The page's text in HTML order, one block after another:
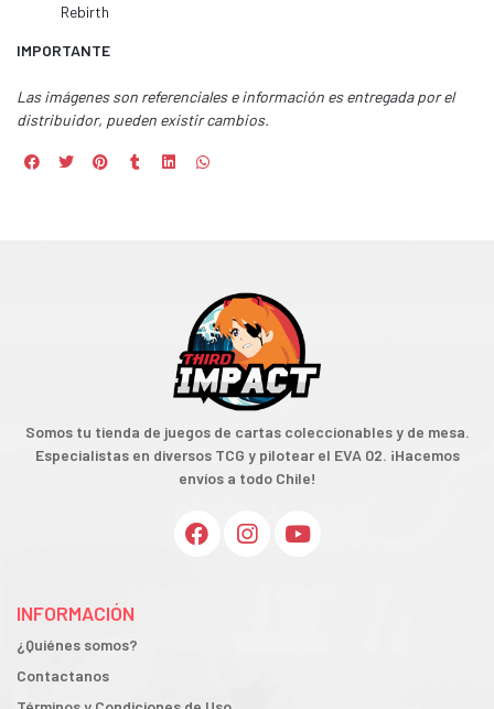
Rebirth
IMPORTANTE
Las imágenes son referenciales e información es entregada por el
distribuidor, pueden existir cambios.
Somos tu tienda de juegos de cartas coleccionables y de mesa.
Especialistas en diversos TCG y pilotear el EVA 02. ¡Hacemos
envíos a todo Chile!
INFORMACIÓN
¿Quiénes somos?
Contactanos